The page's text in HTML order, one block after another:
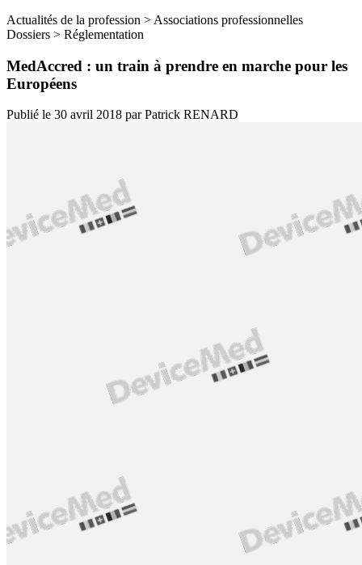
Actualités de la profession > Associations professionnelles
Dossiers > Réglementation
MedAccred : un train à prendre en marche pour les
Européens
Publié le 30 avril 2018 parPatrick RENARD